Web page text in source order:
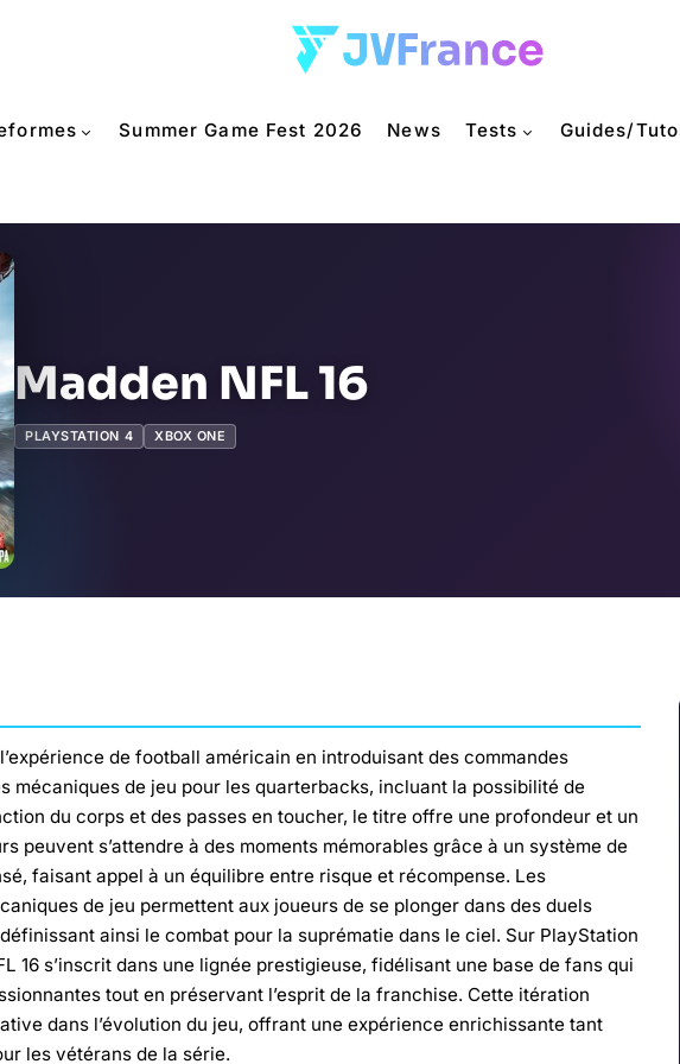
Summer Game Fest 2026 News Tests Guides/
Madden NFL 16
PLAYSTATION 4 XBOX ONE
de football américain en introduisant des commandes
mécaniques de jeu pour les quarterbacks, incluant la possibilité de
du corps et des passes en toucher, le titre offre une profondeur et un
peuvent s’attendre à des moments mémorables grâce à un système de
faisant appel à un équilibre entre risque et récompense. Les
de jeu permettent aux joueurs de se plonger dans des duels
ainsi le combat pour la suprématie dans le ciel. Sur PlayStation
16 s’inscrit dans une lignée prestigieuse, fidélisant une base de fans qui
tout en préservant l’esprit de la franchise. Cette itération
dans l’évolution du jeu, offrant une expérience enrichissante tant
les vétérans de la série.